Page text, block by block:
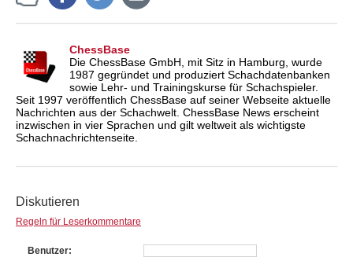
ChessBase
Die ChessBase GmbH, mit Sitz in Hamburg, wurde
1987 gegründet und produziert Schachdatenbanken
sowie Lehr- und Trainingskurse für Schachspieler.
Seit 1997 veröffentlich ChessBase auf seiner Webseite aktuelle
Nachrichten aus der Schachwelt. ChessBase News erscheint
inzwischen in vier Sprachen und gilt weltweit als wichtigste
Schachnachrichtenseite.
Diskutieren
Regeln für Leserkommentare
Benutzer